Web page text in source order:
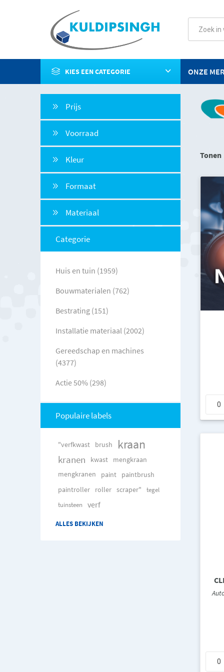
KIES EEN CATEGORIE ONZE
Tonen
Prijs
Voorraad
Kleur
Formaat
Materiaal
Categorie
Huis en tuin (1959)
Bouwmaterialen (762)
Bestrating (151)
Installatie materiaal (2002)
Gereedschap en machines
(4377)
Actie 50% (298)
Populaire labels
"verfkwast brush kraan
kranen kwast mengkraan
mengkranen paint
paintbrush
paintroller
roller scraper"
tegel
tuinsteen
verf
ALLES BEKIJKEN